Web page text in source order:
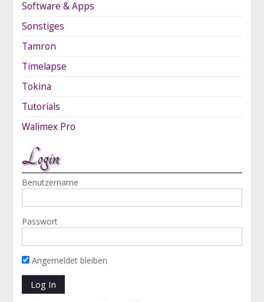
Software & Apps
Sonstiges
Tamron
Timelapse
Tokina
Tutorials
Walimex Pro
Login
Benutzername
Passwort
Angemeldet bleiben